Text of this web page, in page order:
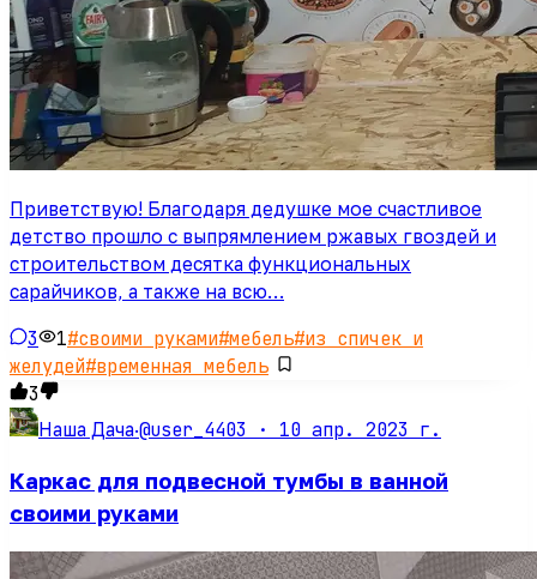
Приветствую! Благодаря дедушке мое счастливое
детство прошло с выпрямлением ржавых гвоздей и
строительством десятка функциональных
сарайчиков, а также на всю…
3 1#своими руками#мебель#из спичек и
желудей#временная мебель
3
Наша Дача·@user_4403 · 10 апр. 2023 г.
Каркас для подвесной тумбы в ванной
своими руками